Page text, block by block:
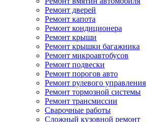
Ремонт дверей
Ремонт капота
Ремонт кондиционера
Ремонт крыши
Ремонт крышки багажника
Ремонт микроавтобусов
Ремонт подвески
Ремонт порогов авто
Ремонт рулевого управления
Ремонт тормозной системы
Ремонт трансмиссии
Сварочные работы
Сложный кузовной ремонт